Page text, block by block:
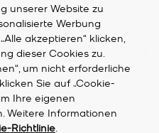
unserer Website zu
Werbung
akzeptieren“ klicken,
dieser Cookies zu.
um nicht erforderliche
Sie auf „Cookie-
Ihre eigenen
Weitere Informationen
Richtlinie.